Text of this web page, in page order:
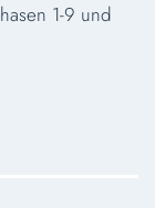
1-9 und